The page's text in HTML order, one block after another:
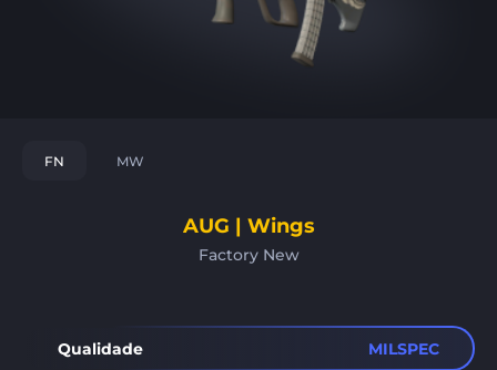
FN MW
AUG | Wings
Factory New
Qualidade MILSPEC